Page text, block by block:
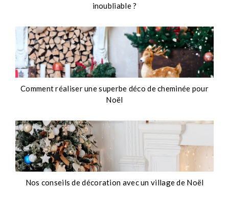
inoubliable ?
Comment réaliser une superbe déco de cheminée pour
Noël
Nos conseils de décoration avec un village de Noël